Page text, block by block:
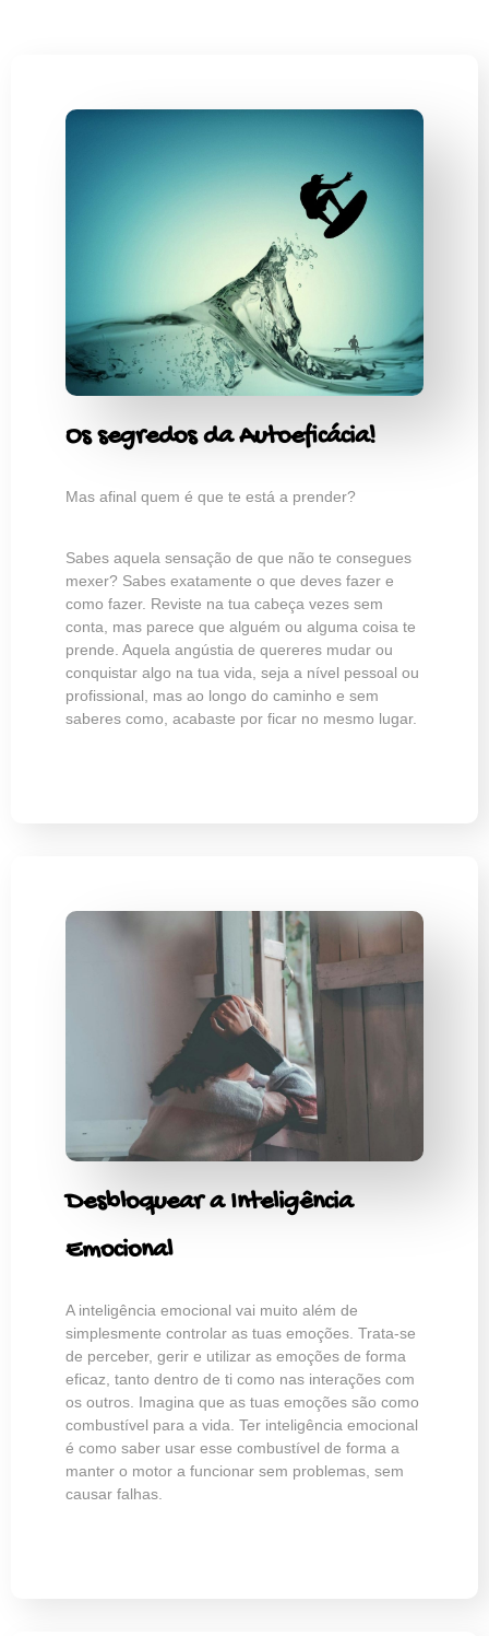
Os segredos da Autoeficácia!
Mas afinal quem é que te está a prender?
Sabes aquela sensação de que não te consegues
mexer? Sabes exatamente o que deves fazer e
como fazer. Reviste na tua cabeça vezes sem
conta, mas parece que alguém ou alguma coisa te
prende. Aquela angústia de quereres mudar ou
conquistar algo na tua vida, seja a nível pessoal ou
profissional, mas ao longo do caminho e sem
saberes como, acabaste por ficar no mesmo lugar.
Desbloquear a Inteligência
Emocional
A inteligência emocional vai muito além de
simplesmente controlar as tuas emoções. Trata-se
de perceber, gerir e utilizar as emoções de forma
eficaz, tanto dentro de ti como nas interações com
os outros. Imagina que as tuas emoções são como
combustível para a vida. Ter inteligência emocional
é como saber usar esse combustível de forma a
manter o motor a funcionar sem problemas, sem
causar falhas.